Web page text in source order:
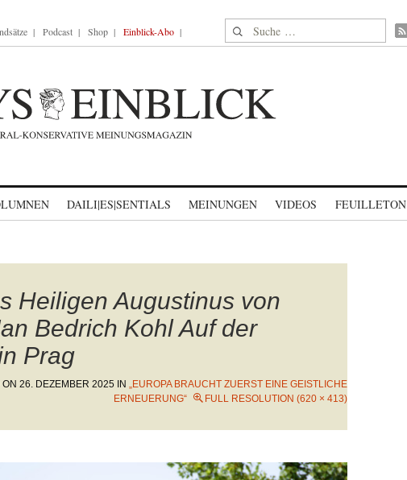
Podcast Shop Einblick-Abo Suche nach:
DAILI|ES|SENTIALS MEINUNGEN VIDEOS FEUILLETON
Heiligen Augustinus von
Bedrich Kohl Auf der
Prag
26. DEZEMBER 2025 IN „EUROPA BRAUCHT ZUERST EINE GEISTLICHE
ERNEUERUNG“
FULL RESOLUTION (620 × 413)